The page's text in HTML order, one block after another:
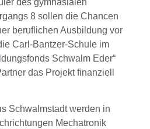
8 sollen die Chancen
beruflichen Ausbildung vor
Carl-Bantzer-Schule im
Schwalm Eder“
das Projekt finanziell
Schwalmstadt werden in
Mechatronik